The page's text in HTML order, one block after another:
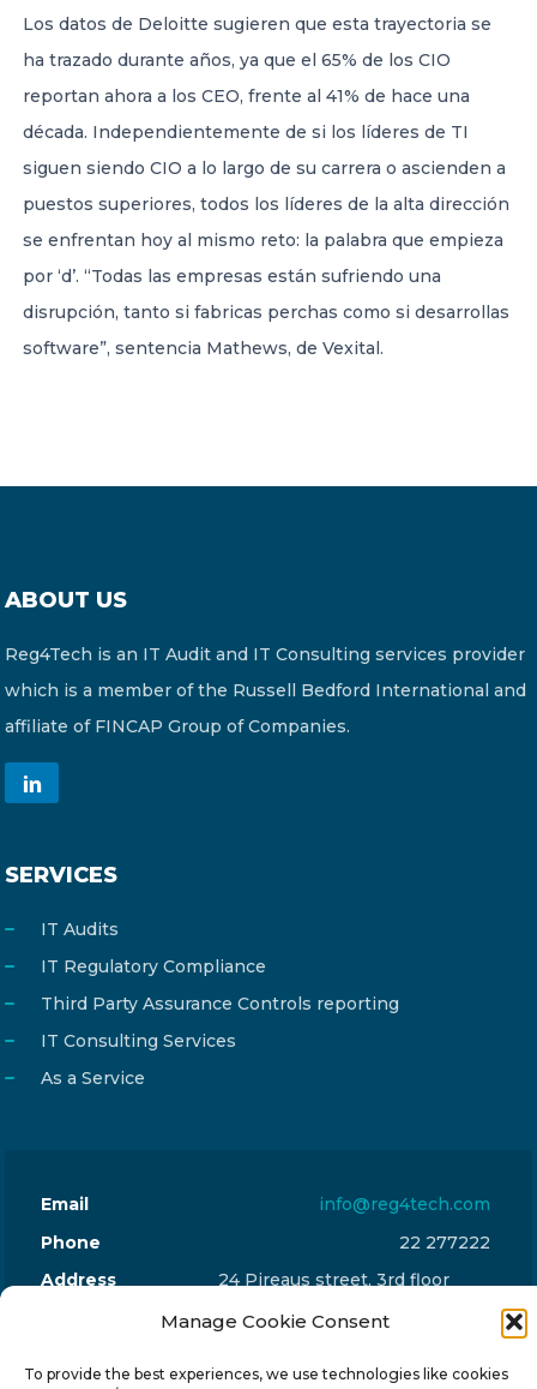
Manage Cookie Consent
To provide the best experiences, we use technologies like cookies
Los datos de Deloitte sugieren que esta trayectoria se
ha trazado durante años, ya que el 65% de los CIO
reportan ahora a los CEO, frente al 41% de hace una
década. Independientemente de si los líderes de TI
siguen siendo CIO a lo largo de su carrera o ascienden a
puestos superiores, todos los líderes de la alta dirección
se enfrentan hoy al mismo reto: la palabra que empieza
por ‘d’. “Todas las empresas están sufriendo una
disrupción, tanto si fabricas perchas como si desarrollas
software”, sentencia Mathews, de Vexital.
ABOUT US
Reg4Tech is an IT Audit and IT Consulting services provider
which is a member of the Russell Bedford International and
affiliate of FINCAP Group of Companies.
SERVICES
IT Audits
IT Regulatory Compliance
Third Party Assurance Controls reporting
IT Consulting Services
As a Service
Email
info@reg4tech.com
Phone
22 277222
Address
24 Pireaus street, 3rd floor
2023 Strovolos, Nicosia, Cyprus